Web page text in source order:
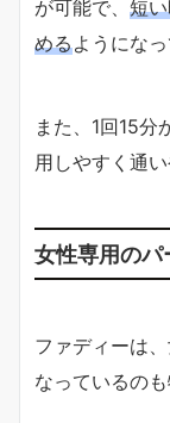
が可能で、 短
めるようになっ
また、1回15分
用しやすく通
女性専用の
ファディーは
なっているのも